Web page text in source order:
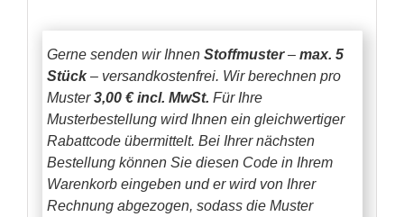
Gerne senden wir Ihnen Stoffmuster– max. 5
Stück– versandkostenfrei. Wir berechnen pro
Muster3,00 € incl. MwSt. Für Ihre
Musterbestellung wird Ihnen ein gleichwertiger
Rabattcode übermittelt. Bei Ihrer nächsten
Bestellung können Sie diesen Code in Ihrem
Warenkorb eingeben und er wird von Ihrer
Rechnung abgezogen, sodass die Muster